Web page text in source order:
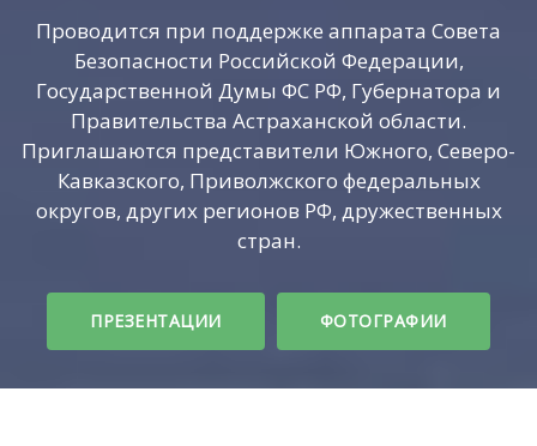
Проводится при поддержке аппарата Совета
Безопасности Российской Федерации,
Государственной Думы ФС РФ, Губернатора и
Правительства Астраханской области.
Приглашаются представители Южного, Северо-
Кавказского, Приволжского федеральных
округов, других регионов РФ, дружественных
стран.
ПРЕЗЕНТАЦИИ ФОТОГРАФИИ